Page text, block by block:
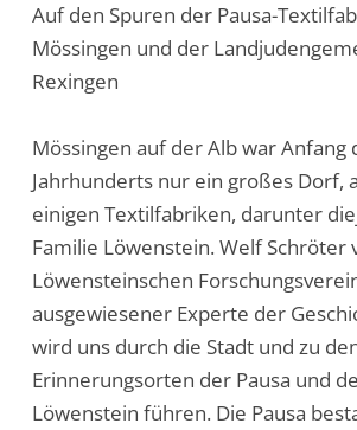
Auf den Spuren der Pausa-
Mössingen und der
Rexingen
Mössingen auf der Alb war Anfang
Jahrhunderts nur ein großes Dorf,
einigen Textilfabriken, darunter
Familie Löwenstein. Welf Schröter
Löwensteinschen
ausgewiesener Experte der
wird uns durch die Stadt und zu
Erinnerungsorten der Pausa und
Löwenstein führen. Die Pausa